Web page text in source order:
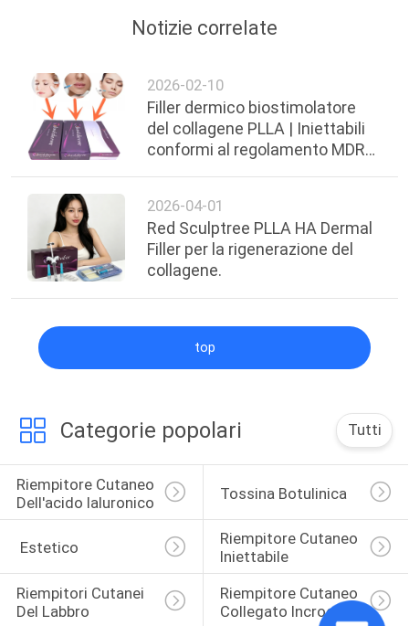
Notizie correlate
2026-02-10
Filler dermico biostimolatore
del collagene PLLA | Iniettabili
conformi al regolamento MDR
2026-04-01
Red Sculptree PLLA HA Dermal
Filler per la rigenerazione del
collagene.
top
Categorie popolari Tutti
Riempitore Cutaneo
Dell'acido Ialuronico
Tossina Botulinica
Estetico
Riempitore Cutaneo
Iniettabile
Riempitori Cutanei
Del Labbro
Riempitore Cutaneo
Collegato Incrocio